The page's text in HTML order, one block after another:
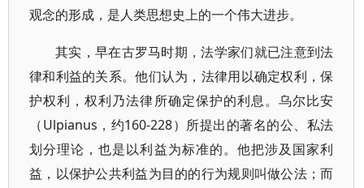
观念的形成，是人类思想史上的一个伟大进步。
其实，早在古罗马时期，法学家们就已注意到法
律和利益的关系。他们认为，法律用以确定权利，保
护权利，权利乃法律所确定保护的利息。乌尔比安
（Ulpianus，约160-228）所提出的著名的公、私法
划分理论，也是以利益为标准的。他把涉及国家利
益，以保护公共利益为目的的行为规则叫做公法；而